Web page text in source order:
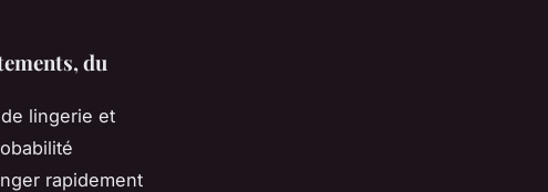
du
lingerie et
rapidement